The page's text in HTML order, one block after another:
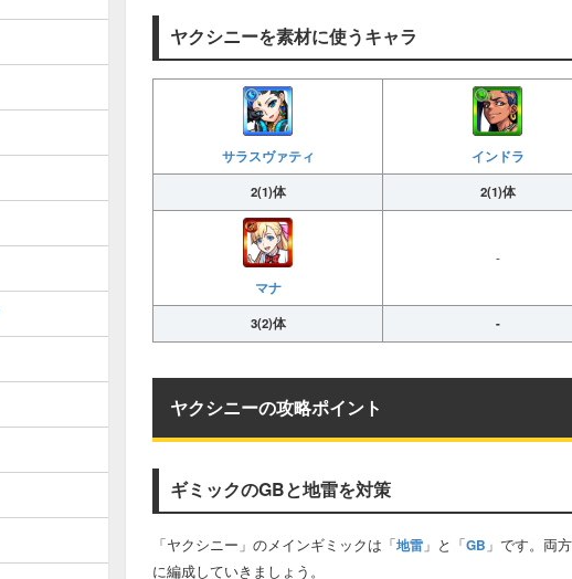
ヤクシニーを素材に使うキャラ
サラスヴァティ インドラ
2(1)体 2(1)体
マナ
-
3(2)体 -
ヤクシニーの攻略ポイント
ギミックのGBと地雷を対策
「ヤクシニー」のメインギミックは「地雷 」と「GB 」です。両
に編成していきましょう。